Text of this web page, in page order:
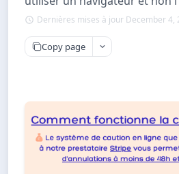
Dernières mises à jour December 4,
Copy page